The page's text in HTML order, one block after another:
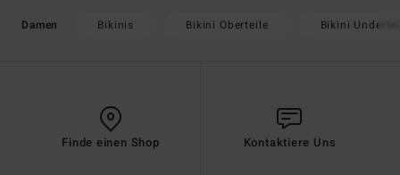
Damen Bikinis Bikini Oberteile Bikini
Finde einen Shop Kontaktiere Uns